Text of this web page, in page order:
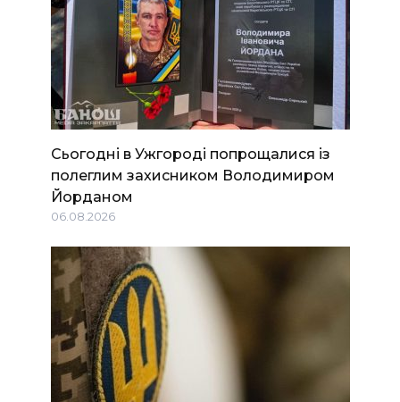
Сьогодні в Ужгороді попрощалися із
полеглим захисником Володимиром
Йорданом
06.08.2026